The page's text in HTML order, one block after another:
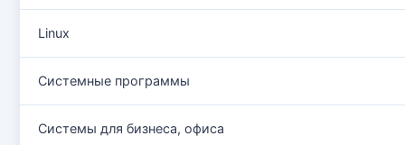
Linux
Системные программы
Системы для бизнеса, офиса